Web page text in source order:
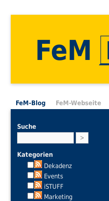
FeM
FeM-Blog FeM-Webseite
Suche
Kategorien
Dekadenz
Events
iSTUFF
Marketing